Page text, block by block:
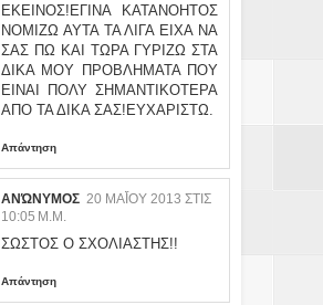
ΕΚΕΙΝΟΣ!ΕΓΙΝΑ ΚΑΤΑΝΟΗΤΟΣ
ΝΟΜΙΖΩ ΑΥΤΑ ΤΑ ΛΙΓΑ ΕΙΧΑ ΝΑ
ΣΑΣ ΠΩ ΚΑΙ ΤΩΡΑ ΓΥΡΙΖΩ ΣΤΑ
ΔΙΚΑ ΜΟΥ ΠΡΟΒΛΗΜΑΤΑ ΠΟΥ
ΕΙΝΑΙ ΠΟΛΥ ΣΗΜΑΝΤΙΚΟΤΕΡΑ
ΑΠΟ ΤΑ ΔΙΚΑ ΣΑΣ!ΕΥΧΑΡΙΣΤΩ.
Απάντηση
ΑΝΏΝΥΜΟΣ 20 ΜΑΪ́ΟΥ 2013 ΣΤΙΣ 10
:05 Μ.Μ.
ΣΩΣΤΟΣ Ο ΣΧΟΛΙΑΣΤΗΣ!!
Απάντηση